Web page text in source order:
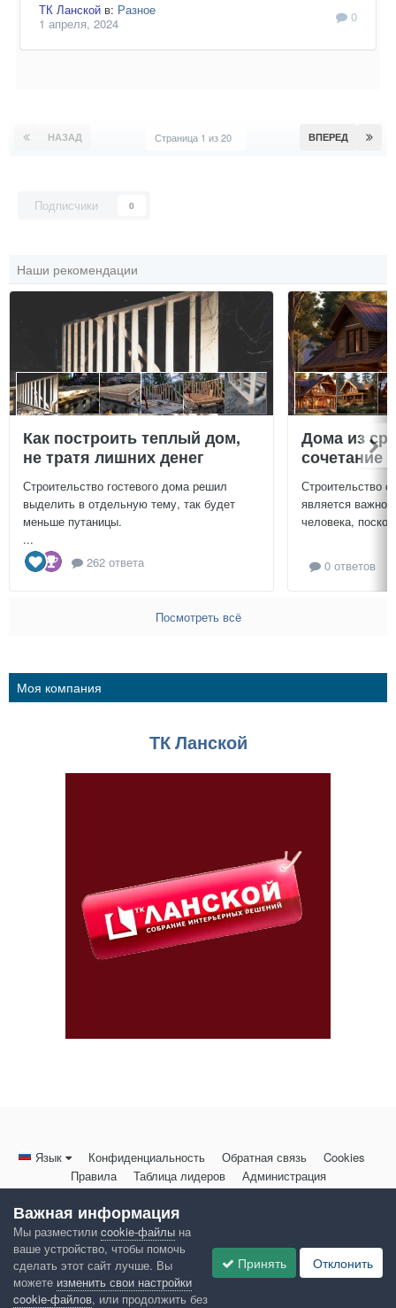
ТК Ланской в: Разное
1 апреля, 2024
0
НАЗАД ВПЕРЕД
Страница 1 из 20
Подписчики 0
Наши рекомендации
Как построить теплый дом,
не тратя лишних денег
Строительство гостевого дома решил
выделить в отдельную тему, так будет
меньше путаницы.
...
262 ответа
Дома из
сочетание
Строительство
является
человека,
0 ответов
Посмотреть всё
Моя компания
ТК Ланской
Язык Конфиденциальность Обратная связь
Cookies
Правила
Таблица лидеров Администрация
Powered by Invision Community
Важная информация
Мы разместили cookie-файлы на
ваше устройство, чтобы помочь
сделать этот сайт лучше. Вы
можете изменить свои настройки
cookie-файлов, или продолжить без
Принять Отклонить